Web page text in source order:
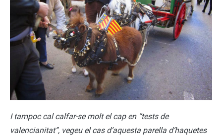
I tampoc cal calfar-se molt el cap en “tests de
valencianitat”, vegeu el cas d’aquesta parella d’haquetes